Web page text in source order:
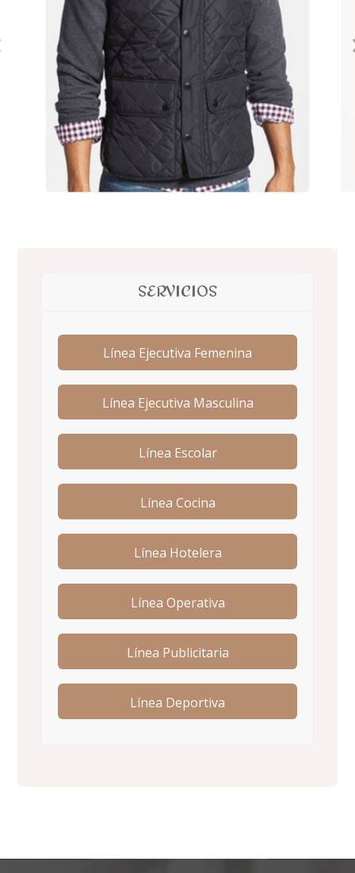
SERVICIOS
Línea Ejecutiva Femenina
Línea Ejecutiva Masculina
Línea Escolar
Línea Cocina
Línea Hotelera
Línea Operativa
Línea Publicitaria
Línea Deportiva